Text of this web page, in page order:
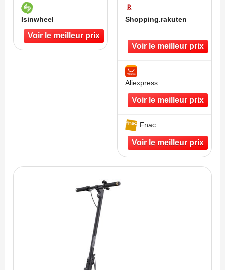
Isinwheel Shopping.rakuten
Aliexpress
Fnac